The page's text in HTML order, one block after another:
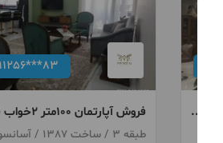
فروش آپارتمان
امکانات دوکله نور شهرک هما
طبقه 3 / ساخت 1387 / آسانسور